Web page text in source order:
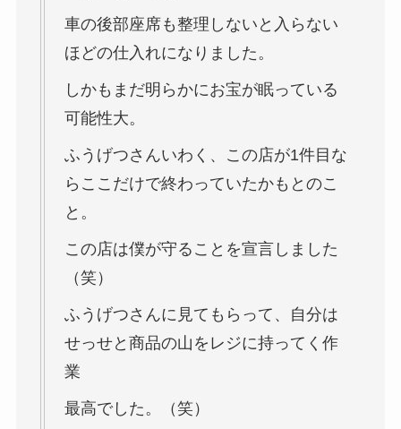
車の後部座席も整理しないと入らない
ほどの仕入れになりました。
しかもまだ明らかにお宝が眠っている
可能性大。
ふうげつさんいわく、この店が1件目な
らここだけで終わっていたかもとのこ
と。
この店は僕が守ることを宣言しました
（笑）
ふうげつさんに見てもらって、自分は
せっせと商品の山をレジに持ってく作
業
最高でした。（笑）